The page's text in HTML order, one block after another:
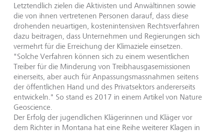
Letztendlich zielen die Aktivisten und Anwältinnen sowie
die von ihnen vertretenen Personen darauf, dass diese
drohenden neuartigen, kostenintensiven Rechtsverfahren
dazu beitragen, dass Unternehmen und Regierungen sich
vermehrt für die Erreichung der Klimaziele einsetzen.
"Solche Verfahren können sich zu einem wesentlichen
Treiber für die Minderung von Treibhausgasemissionen
einerseits, aber auch für Anpassungsmassnahmen seitens
der öffentlichen Hand und des Privatsektors andererseits
entwickeln." So stand es 2017 in einem Artikel von Nature
Geoscience.
Der Erfolg der jugendlichen Klägerinnen und Kläger vor
dem Richter in Montana hat eine Reihe weiterer Klagen in